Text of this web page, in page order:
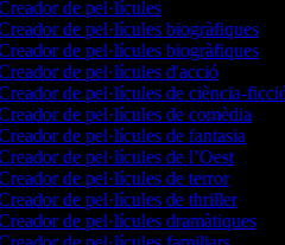
de pel·lícules
de pel·lícules biogràfiques
de pel·lícules biogràfiques
de pel·lícules d'acció
de pel·lícules de ciència-ficció
de pel·lícules de comèdia
de pel·lícules de fantasia
de pel·lícules de l’Oest
de pel·lícules de terror
de pel·lícules de thriller
de pel·lícules dramàtiques